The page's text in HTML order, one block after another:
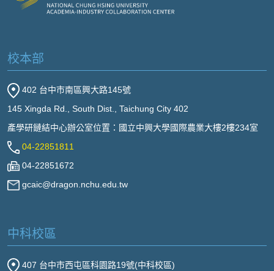
校本部
402 台中市南區興大路145號
145 Xingda Rd., South Dist., Taichung City 402
產學研鏈結中心辦公室位置：國立中興大學國際農業大樓2樓234室
04-22851811
04-22851672
gcaic@dragon.nchu.edu.tw
中科校區
407 台中市西屯區科園路19號(中科校區)